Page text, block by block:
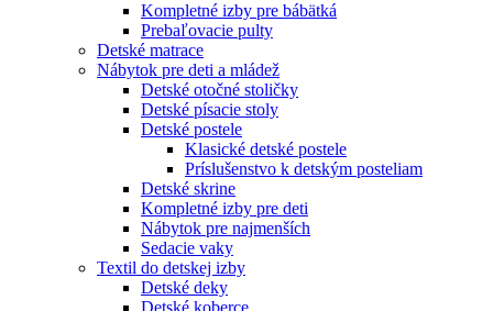
Kompletné izby pre bábätká
Prebaľovacie pulty
Detské matrace
Nábytok pre deti a mládež
Detské otočné stoličky
Detské písacie stoly
Detské postele
Klasické detské postele
Príslušenstvo k detským posteliam
Detské skrine
Kompletné izby pre deti
Nábytok pre najmenších
Sedacie vaky
Textil do detskej izby
Detské deky
Detské koberce